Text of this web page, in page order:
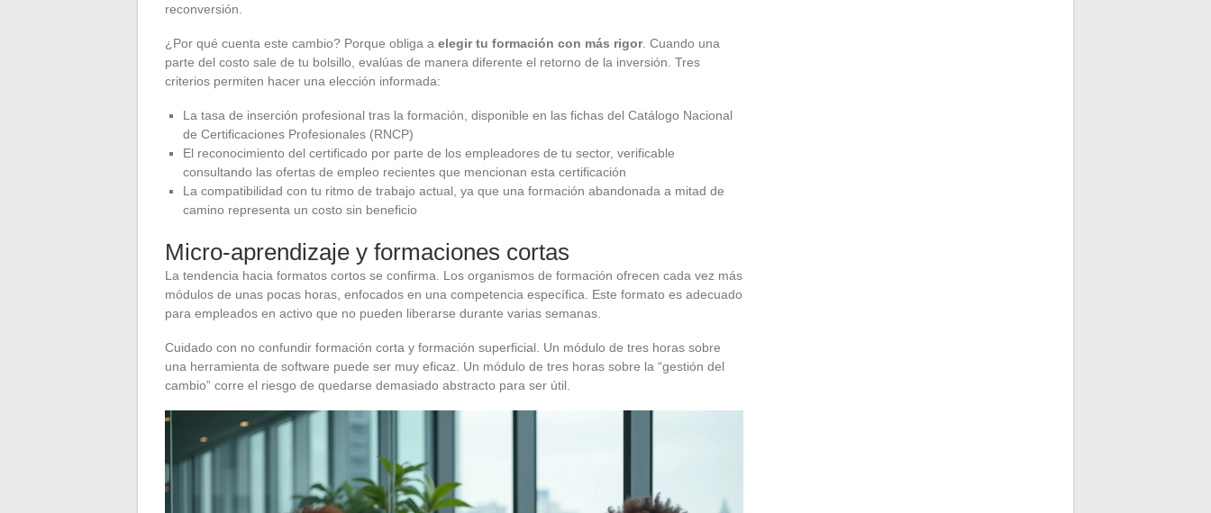
reconversión.
¿Por qué cuenta este cambio? Porque obliga a elegir tu formación con más rigor. Cuando una
parte del costo sale de tu bolsillo, evalúas de manera diferente el retorno de la inversión. Tres
criterios permiten hacer una elección informada:
La tasa de inserción profesional tras la formación, disponible en las fichas del Catálogo Nacional
de Certificaciones Profesionales (RNCP)
El reconocimiento del certificado por parte de los empleadores de tu sector, verificable
consultando las ofertas de empleo recientes que mencionan esta certificación
La compatibilidad con tu ritmo de trabajo actual, ya que una formación abandonada a mitad de
camino representa un costo sin beneficio
Micro-aprendizaje y formaciones cortas
La tendencia hacia formatos cortos se confirma. Los organismos de formación ofrecen cada vez más
módulos de unas pocas horas, enfocados en una competencia específica. Este formato es adecuado
para empleados en activo que no pueden liberarse durante varias semanas.
Cuidado con no confundir formación corta y formación superficial. Un módulo de tres horas sobre
una herramienta de software puede ser muy eficaz. Un módulo de tres horas sobre la “gestión del
cambio” corre el riesgo de quedarse demasiado abstracto para ser útil.